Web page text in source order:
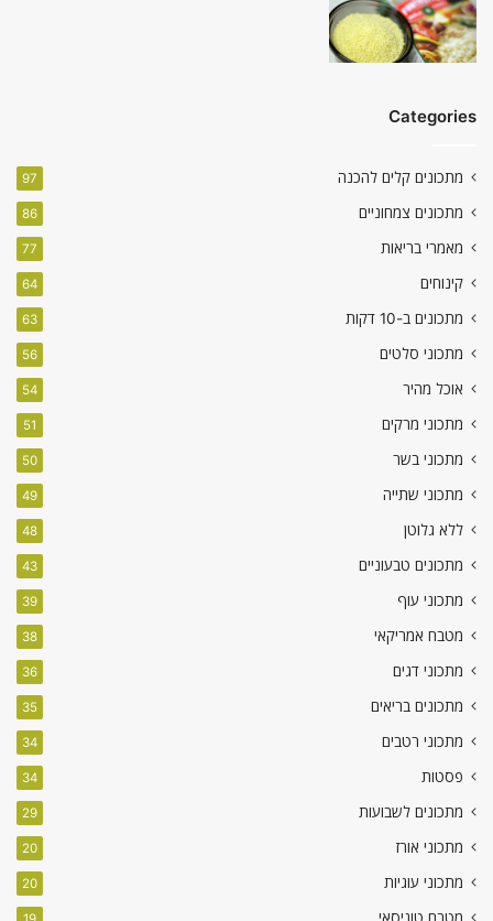
Categories
מתכונים קלים להכנה 97
מתכונים צמחוניים 86
מאמרי בריאות 77
קינוחים 64
מתכונים ב-10 דקות 63
מתכוני סלטים 56
אוכל מהיר 54
מתכוני מרקים 51
מתכוני בשר 50
מתכוני שתייה 49
ללא גלוטן 48
מתכונים טבעוניים 43
מתכוני עוף 39
מטבח אמריקאי 38
מתכוני דגים 36
מתכונים בריאים 35
מתכוני רטבים 34
פסטות 34
מתכונים לשבועות 29
מתכוני אורז 20
מתכוני עוגיות 20